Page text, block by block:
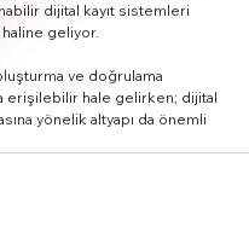
dijital kayıt sistemleri
geliyor.
ve doğrulama
erişilebilir hale gelirken; dijital
yönelik altyapı da önemli